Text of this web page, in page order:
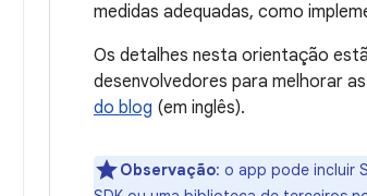
medidas adequadas, como
Os detalhes nesta orientação
desenvolvedores para melhorar
do blog (em inglês).
Observação: o app pode incluir